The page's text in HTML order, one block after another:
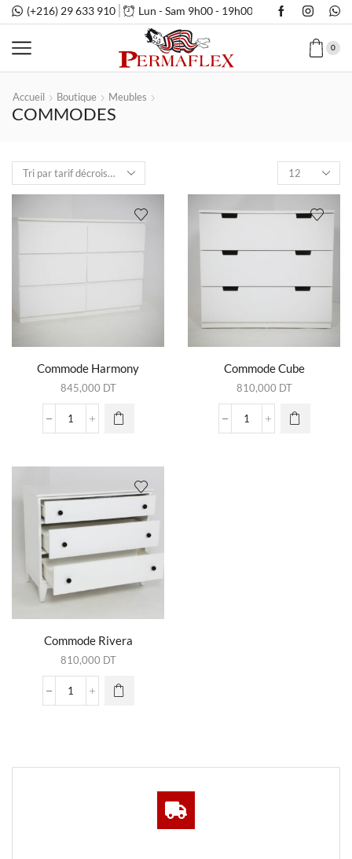
(+216) 29 633 910 Lun - Sam 9h00 - 19h00
0
Accueil Boutique Meubles
COMMODES
Nombre
de
produits
par
Commode Harmony
845,000 DT
quantité
Harmony
Commode Cube
810,000 DT
quantité
Commode Rivera
810,000 DT
quantité
Ce produit
a
plusieurs
Les
peuvent
produit